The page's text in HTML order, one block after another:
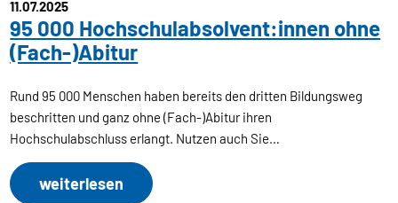
11.07.2025
95 000 Hochschulabsolvent:innen ohne
(Fach-)Abitur
Rund 95 000 Menschen haben bereits den dritten Bildungsweg
beschritten und ganz ohne (Fach-)Abitur ihren
Hochschulabschluss erlangt. Nutzen auch Sie…
weiterlesen